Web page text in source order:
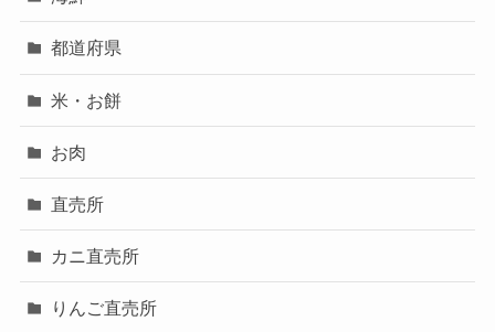
都道府県
米・お餅
お肉
直売所
カニ直売所
りんご直売所